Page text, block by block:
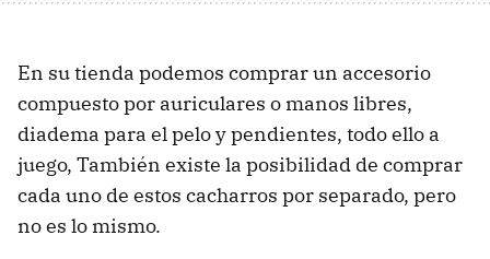
En su tienda podemos comprar un accesorio
compuesto por auriculares o manos libres,
diadema para el pelo y pendientes, todo ello a
juego, También existe la posibilidad de comprar
cada uno de estos cacharros por separado, pero
no es lo mismo.